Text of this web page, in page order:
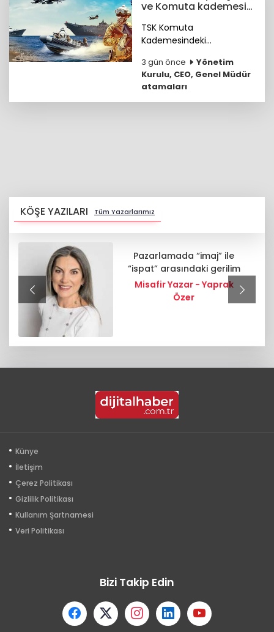
ve Komuta kademesi
TSK Komuta
Kademesindeki
haberimizde...
3 gün önce
Yönetim
Kurulu, CEO, Genel Müdür
atamaları
KÖŞE YAZILARI Tüm Yazarlarımız
Pazarlamada “imaj” ile
“ispat” arasındaki gerilim
Misafir Yazar - Yaprak
Özer
Künye
İletişim
Çerez Politikası
Gizlilik Politikası
Kullanım Şartnamesi
Veri Politikası
Bizi Takip Edin